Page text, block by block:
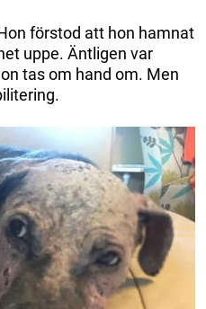
förstod att hon hamnat
uppe. Äntligen var
tas om hand om. Men